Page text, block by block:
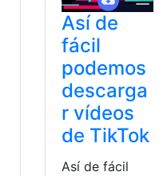
Así de
fácil
podemos
descarga
r vídeos
de TikTok
Así de fácil